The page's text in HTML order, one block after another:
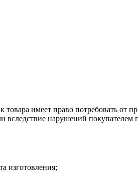
имеет право потребовать от
вследствие нарушений покупателем
изготовления;